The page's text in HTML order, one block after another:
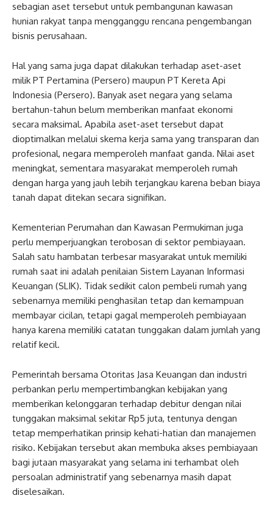
sebagian aset tersebut untuk pembangunan kawasan
hunian rakyat tanpa mengganggu rencana pengembangan
bisnis perusahaan.
Hal yang sama juga dapat dilakukan terhadap aset-aset
milik PT Pertamina (Persero) maupun PT Kereta Api
Indonesia (Persero). Banyak aset negara yang selama
bertahun-tahun belum memberikan manfaat ekonomi
secara maksimal. Apabila aset-aset tersebut dapat
dioptimalkan melalui skema kerja sama yang transparan dan
profesional, negara memperoleh manfaat ganda. Nilai aset
meningkat, sementara masyarakat memperoleh rumah
dengan harga yang jauh lebih terjangkau karena beban biaya
tanah dapat ditekan secara signifikan.
Kementerian Perumahan dan Kawasan Permukiman juga
perlu memperjuangkan terobosan di sektor pembiayaan.
Salah satu hambatan terbesar masyarakat untuk memiliki
rumah saat ini adalah penilaian Sistem Layanan Informasi
Keuangan (SLIK). Tidak sedikit calon pembeli rumah yang
sebenarnya memiliki penghasilan tetap dan kemampuan
membayar cicilan, tetapi gagal memperoleh pembiayaan
hanya karena memiliki catatan tunggakan dalam jumlah yang
relatif kecil.
Pemerintah bersama Otoritas Jasa Keuangan dan industri
perbankan perlu mempertimbangkan kebijakan yang
memberikan kelonggaran terhadap debitur dengan nilai
tunggakan maksimal sekitar Rp5 juta, tentunya dengan
tetap memperhatikan prinsip kehati-hatian dan manajemen
risiko. Kebijakan tersebut akan membuka akses pembiayaan
bagi jutaan masyarakat yang selama ini terhambat oleh
persoalan administratif yang sebenarnya masih dapat
diselesaikan.